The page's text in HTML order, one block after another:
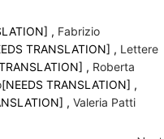
, Fabrizio
TRANSLATION] , Lettere
, Roberta
[NEEDS TRANSLATION] ,
, Valeria Patti